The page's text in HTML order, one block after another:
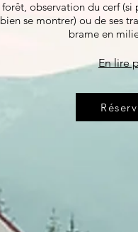
forêt, observation du cerf (si
bien se montrer) ou de ses
brame en
En lire